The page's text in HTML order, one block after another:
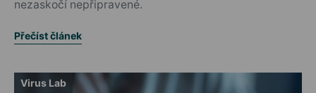
nezaskočí nepřipravené.
Přečíst článek
Virus Lab